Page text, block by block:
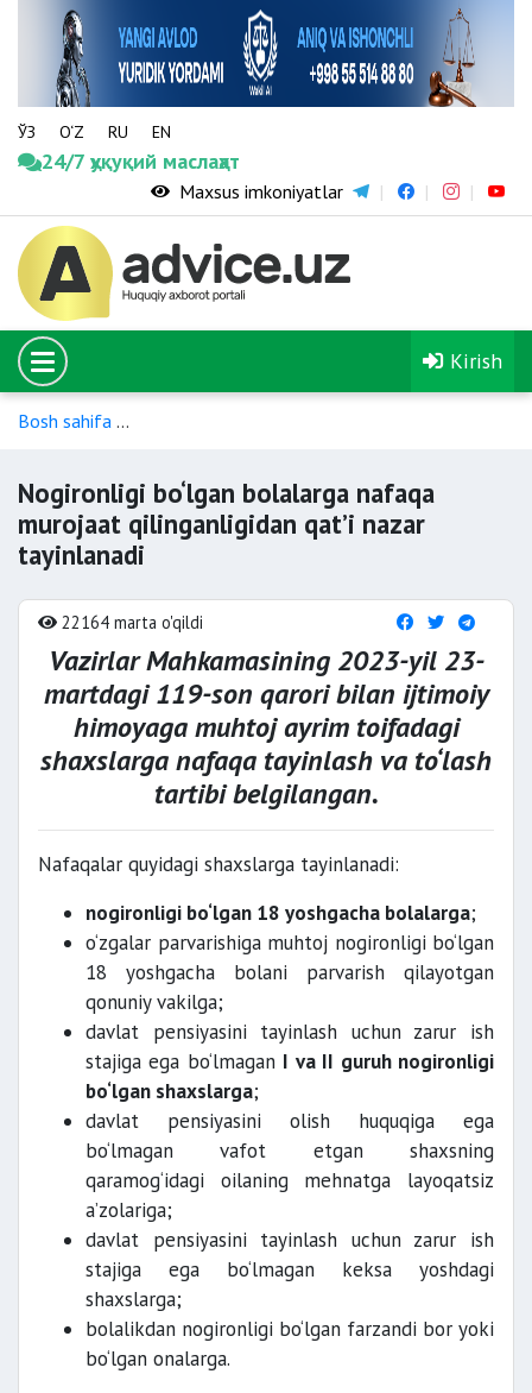
ЎЗ O‘Z RU EN
24/7 ҳуқуқий маслаҳат
Maxsus imkoniyatlar
Kirish
Bosh sahifa
Nogironligi bo‘lgan bolalarga nafaqa
murojaat qilinganligidan qat’i nazar
tayinlanadi
22164 marta o'qildi
Vazirlar Mahkamasining 2023-yil 23-
martdagi119-son qaroribilan ijtimoiy
himoyaga muhtoj ayrim toifadagi
shaxslarga nafaqa tayinlash va to‘lash
tartibi belgilangan.
Nafaqalar quyidagi shaxslarga tayinlanadi:
nogironligi bo‘lgan 18 yoshgacha bolalarga;
o‘zgalar parvarishiga muhtoj nogironligi bo‘lgan
18 yoshgacha bolani parvarish qilayotgan
qonuniy vakilga;
davlat pensiyasini tayinlash uchun zarur ish
stajiga ega bo‘lmagan I va II guruh nogironligi
bo‘lgan shaxslarga;
davlat pensiyasini olish huquqiga ega
bo‘lmagan vafot etgan shaxsning
qaramog‘idagi oilaning mehnatga layoqatsiz
a’zolariga;
davlat pensiyasini tayinlash uchun zarur ish
stajiga ega bo‘lmagan keksa yoshdagi
shaxslarga;
bolalikdan nogironligi bo‘lgan farzandi bor yoki
bo‘lgan onalarga.